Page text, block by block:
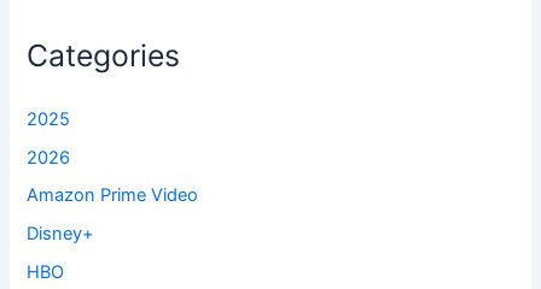
Categories
2025
2026
Amazon Prime Video
Disney+
HBO